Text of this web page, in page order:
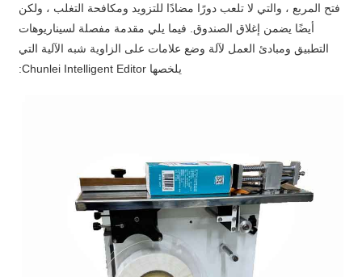
فتح المربع ، والتي لا تلعب دورًا مضادًا للتزويد ومكافحة التغلب ، ولكن
أيضًا يضمن إغلاق الصندوق. فيما يلي مقدمة مفصلة لسيناريوهات
التطبيق ومبادئ العمل لآلة وضع علامات على الزاوية شبه الآلية التي
يلخصها Chunlei Intelligent Editor: